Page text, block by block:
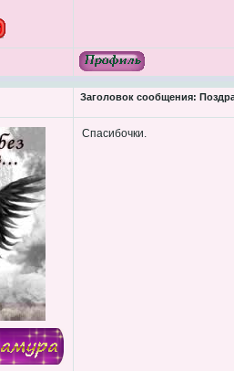
Заголовок сообщения:
Спасибочки.